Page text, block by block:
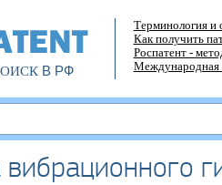
В РФ
Терминология и
Как получить
Роспатент -
Международная